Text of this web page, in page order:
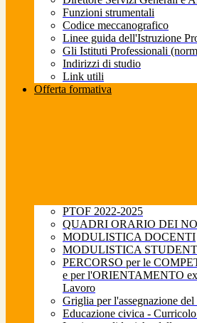
Funzioni strumentali
Codice meccanografico
Linee guida dell'Istruzione
Gli Istituti Professionali
Indirizzi di studio
Link utili
Offerta formativa
PTOF 2022-2025
QUADRI ORARIO DEI
MODULISTICA DOCENTI
MODULISTICA
PERCORSO per le
e per l'ORIENTAMENTO ex
Lavoro
Griglia per l'assegnazione
Educazione civica -